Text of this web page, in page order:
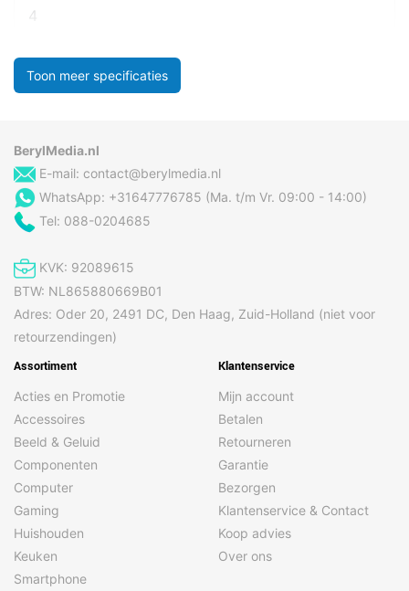
4
Toon meer specificaties
BerylMedia.nl
E-mail: contact@berylmedia.nl
WhatsApp: +31647776785 (Ma. t/m Vr. 09:00 - 14:00)
Tel: 088-0204685
KVK: 92089615
BTW: NL865880669B01
Adres: Oder 20, 2491 DC, Den Haag, Zuid-Holland (niet voor
retourzendingen)
Assortiment
Acties en Promotie
Accessoires
Beeld & Geluid
Componenten
Computer
Gaming
Huishouden
Keuken
Smartphone
Klantenservice
Mijn account
Betalen
Retourneren
Garantie
Bezorgen
Klantenservice & Contact
Koop advies
Over ons